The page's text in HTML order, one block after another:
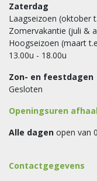
Zaterdag
Laagseizoen (oktober
Zomervakantie (juli &
Hoogseizoen (maart
13.00u - 18.00u
Zon- en feestdagen
Gesloten
Openingsuren
Alle dagen open van
Contactgegevens